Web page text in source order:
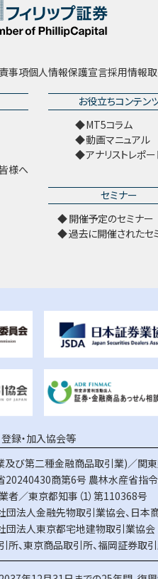
事項個人情報保護宣言採用情報
様へ
お役立ちコンテン
MT5コラム
動画マニュアル
アナリストレポー
セミナー
開催予定のセミナー
過去に開催されたセ
登録・加入協会等
び第二種金融商品取引業)／関東
20240430商第6号 農林水産省指
者／東京都知事（1）第110368号
団法人金融先物取引業協会、 日本
団法人東京都宅地建物取引業協会
所、東京商品取引所、福岡証券取